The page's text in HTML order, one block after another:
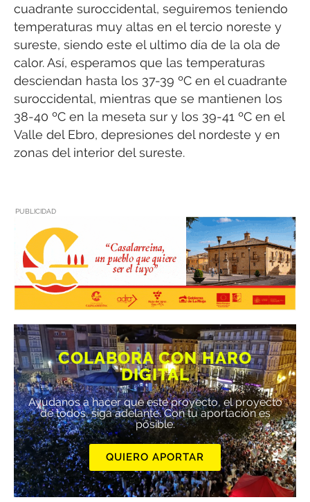
cuadrante suroccidental, seguiremos teniendo
temperaturas muy altas en el tercio noreste y
sureste, siendo este el ultimo día de la ola de
calor. Así, esperamos que las temperaturas
desciendan hasta los 37-39 ºC en el cuadrante
suroccidental, mientras que se mantienen los
38-40 ºC en la meseta sur y los 39-41 ºC en el
Valle del Ebro, depresiones del nordeste y en
zonas del interior del sureste.
PUBLICIDAD
COLABORA CON HARO
DIGITAL
Ayúdanos a hacer que este proyecto, el proyecto
de todos, siga adelante. Con tu aportación es
posible.
QUIERO APORTAR